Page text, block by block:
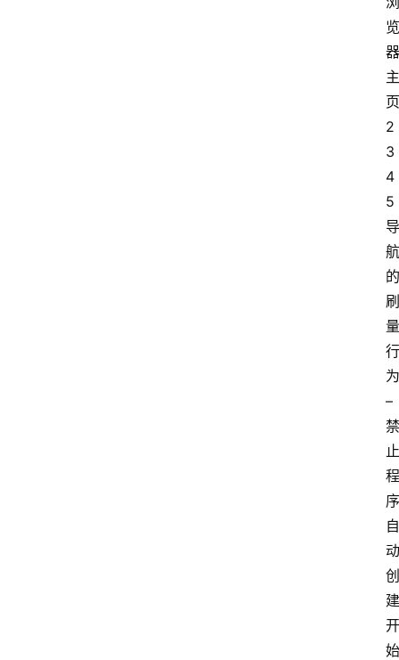
览
器
主
页
2
3
4
5
导
航
的
刷
量
行
为
–
禁
止
程
序
自
动
创
建
开
始